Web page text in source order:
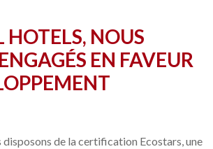
HOTELS, NOUS
EN FAVEUR
de la certification Ecostars, une